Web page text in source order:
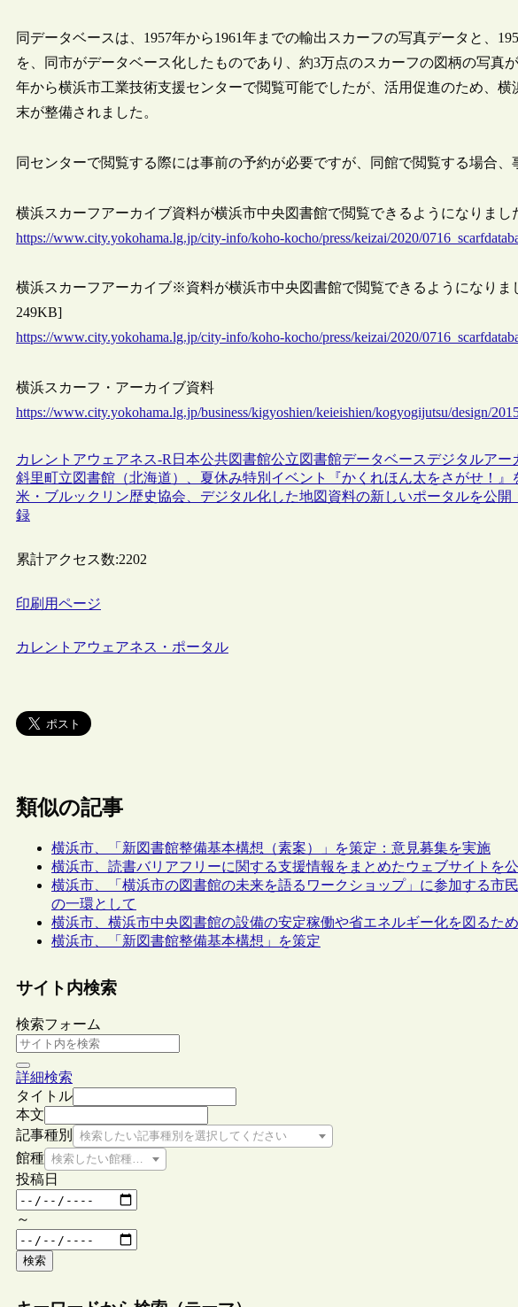
同データベースは、1957年から1961年までの輸出スカーフの写真データと、
を、同市がデータベース化したものであり、約3万点のスカーフの図柄の写真
年から横浜市工業技術支援センターで閲覧可能でしたが、活用促進のため、
末が整備されました。
同センターで閲覧する際には事前の予約が必要ですが、同館で閲覧する場合、
横浜スカーフアーカイブ資料が横浜市中央図書館で閲覧できるようになりまし
https://www.city.yokohama.lg.jp/city-info/koho-kocho/press/keizai/2020/
横浜スカーフアーカイブ※資料が横浜市中央図書館で閲覧できるようになりま
249KB]
https://www.city.yokohama.lg.jp/city-info/koho-kocho/press/keizai/2020/
横浜スカーフ・アーカイブ資料
https://www.city.yokohama.lg.jp/business/kigyoshien/keieishien/kogyogijutsu/design/
カレントアウェアネス-R 日本公共図書館公立図書館データベースデジタルアー
斜里町立図書館（北海道）、夏休み特別イベント『かくれほん太をさがせ！』
米・ブルックリン歴史協会、デジタル化した地図資料の新しいポータルを公開
録
累計アクセス数:2202
印刷用ページ
カレントアウェアネス・ポータル
類似の記事
横浜市、「新図書館整備基本構想（素案）」を策定：意見募集を実施
横浜市、読書バリアフリーに関する支援情報をまとめたウェブサイトを
横浜市、「横浜市の図書館の未来を語るワークショップ」に参加する市
の一環として
横浜市、横浜市中央図書館の設備の安定稼働や省エネルギー化を図るた
横浜市、「新図書館整備基本構想」を策定
サイト内検索
検索フォーム
詳細検索
タイトル
本文
記事種別
検索したい記事種別を選択してください
館種 検索したい館種を選択してください
投稿日
～
検索